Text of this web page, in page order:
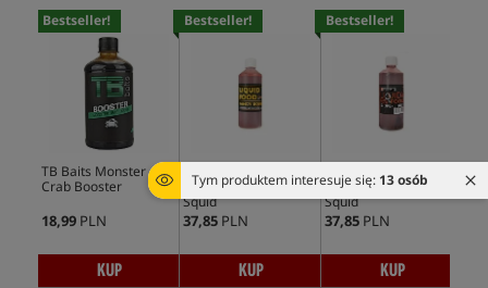
Tym produktem interesuje się: 13 osób
Bestseller!
TB Baits Monster
Crab Booster
18,99 PLN
KUP
Bestseller!
UltimateProducts
Liquid Food - Tangy
Squid
37,85 PLN
KUP
Bestseller!
UltimateProducts
Liquid Food - Scopex
Squid
37,85 PLN
KUP